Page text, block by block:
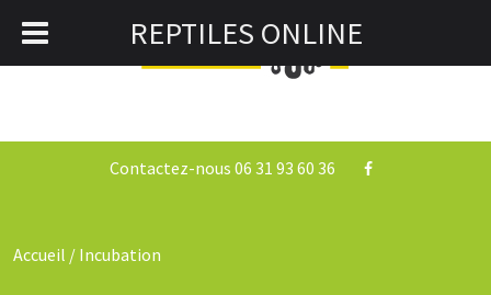
Contactez-nous 06 31 93 60 36
Accueil / Incubation
REPTILES ONLINE